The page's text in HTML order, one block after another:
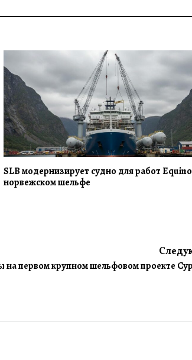
SLB модернизирует судно для работ
норвежском шельфе
на первом крупном шельфовом проекте